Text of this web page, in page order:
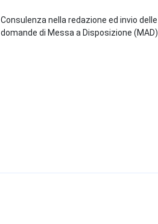
Consulenza nella redazione ed invio delle
domande di Messa a Disposizione (MAD)